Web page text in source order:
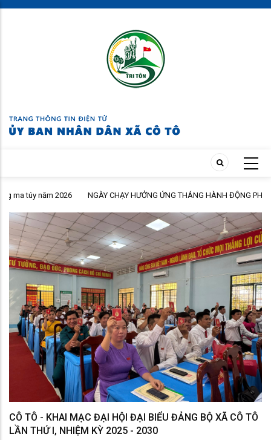
Skip
NGÀY CHẠY HƯỞNG ỨNG THÁNG HÀNH ĐỘNG PHÒNG, CHỐNG MA
TÚY NĂM 2026
CÔ TÔ - KHAI MẠC ĐẠI HỘI ĐẠI BIỂU ĐẢNG BỘ XÃ CÔ TÔ
LẦN THỨ I, NHIỆM KỲ 2025 - 2030